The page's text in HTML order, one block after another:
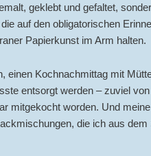
geklebt und gefaltet,
auf den obligatorischen
Papierkunst im Arm halten.
einen Kochnachmittag mit
entsorgt werden – zuviel
mitgekocht worden. Und
die ich aus dem